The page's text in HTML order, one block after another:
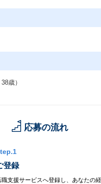
歳）
応募の流れ
登録
職支援サービスへ登録し、あなたの